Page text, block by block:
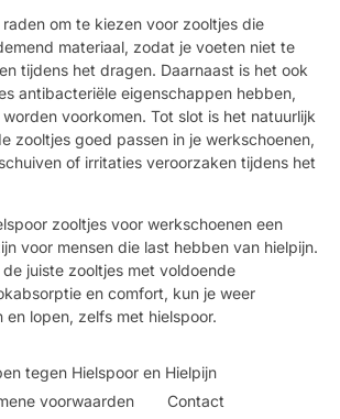
om te kiezen voor zooltjes die
materiaal, zodat je voeten niet te
tijdens het dragen. Daarnaast is het ook
antibacteriële eigenschappen hebben,
voorkomen. Tot slot is het natuurlijk
zooltjes goed passen in je werkschoenen,
of irritaties veroorzaken tijdens het
zooltjes voor werkschoenen een
voor mensen die last hebben van hielpijn.
juiste zooltjes met voldoende
en comfort, kun je weer
lopen, zelfs met hielspoor.
tegen Hielspoor en Hielpijn
voorwaarden
Contact